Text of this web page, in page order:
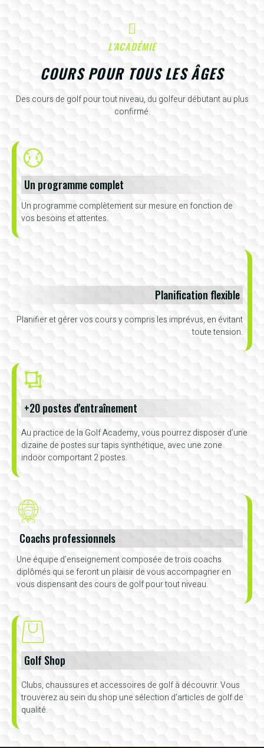
L'ACADÉMIE
COURS POUR TOUS LES ÂGES
Des cours de golf pour tout niveau, du golfeur débutant au plus
confirmé.
Un programme complet
Un programme complètement sur mesure en fonction de
vos besoins et attentes.
Planification flexible
Planifier et gérer vos cours y compris les imprévus, en évitant
toute tension.
+20 postes d'entraînement
Au practice de la Golf Academy, vous pourrez disposer d’une
dizaine de postes sur tapis synthétique, avec une zone
indoor comportant 2 postes.
Coachs professionnels
Une équipe d’enseignement composée de trois coachs
diplômés qui se feront un plaisir de vous accompagner en
vous dispensant des cours de golf pour tout niveau.
Golf Shop
Clubs, chaussures et accessoires de golf à découvrir. Vous
trouverez au sein du shop une sélection d’articles de golf de
qualité.